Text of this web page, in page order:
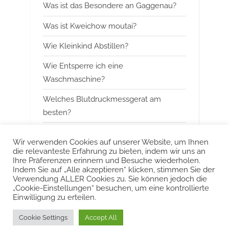
Was ist das Besondere an Gaggenau?
Was ist Kweichow moutai?
Wie Kleinkind Abstillen?
Wie Entsperre ich eine
Waschmaschine?
Welches Blutdruckmessgerat am
besten?
Kann man Arbeitsspeicher kombinieren?
Was ist das Besondere an Smeg?
Urheberrecht © 2022 KurzeAntworten
Wir verwenden Cookies auf unserer Website, um Ihnen
die relevanteste Erfahrung zu bieten, indem wir uns an
Ihre Präferenzen erinnern und Besuche wiederholen.
Indem Sie auf „Alle akzeptieren“ klicken, stimmen Sie der
Verwendung ALLER Cookies zu. Sie können jedoch die
„Cookie-Einstellungen“ besuchen, um eine kontrollierte
Einwilligung zu erteilen.
Cookie Settings Accept All